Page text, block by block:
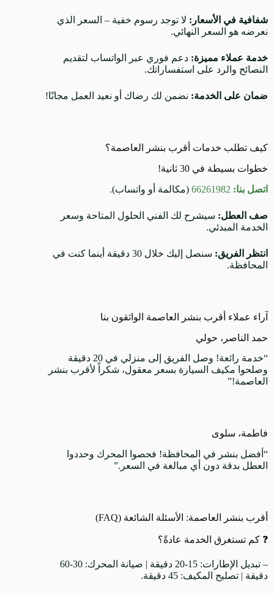
شفافية في الأسعار: لا توجد رسوم خفية – السعر الذي
نعرضه هو السعر النهائي.
خدمة عملاء مميزة: دعم فوري عبر الواتساب لتقديم
النصائح والرد على استفساراتك.
ضمان على الخدمة: نضمن لك رضاك أو نعيد العمل مجانًا!
كيف تطلب خدمات أقرب بنشر العاصمة؟
خطوات بسيطة في 30 ثانية!
اتصل بنا:
(مكالمة أو واتساب).
صف العطل: سيشرح لك الفني الحلول المتاحة وسعر
الخدمة المبدئي.
انتظر الفريق:
سنصل إليك خلال 30 دقيقة أينما كنت في
المحافظة.
آراء عملاء أقرب بنشر العاصمة الواثقون بنا
حمد الناصر، حولي
“خدمة رائعة! وصل الفريق إلى منزلي في 20 دقيقة
وصلحوا مكيف السيارة بسعر معقول، شكراً لأقرب بنشر
العاصمة!”
فاطمة، سلوى
“أفضل بنشر في المحافظة! فحصوا المحرك وحددوا
العطل بدقة دون أي مبالغة في السعر.”
أقرب بنشر العاصمة: الأسئلة الشائعة (FAQ)
❓ كم تستغرق الخدمة عادةً؟
– تبديل الإطارات: 15-20 دقيقة | صيانة المحرك: 30-60
دقيقة | تصليح المكيف: 45 دقيقة.